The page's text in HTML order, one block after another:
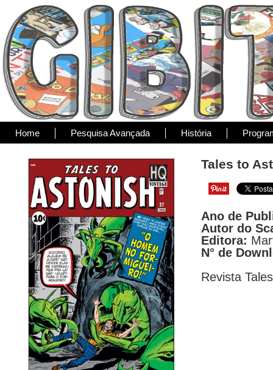
Home Pesquisa Avançada História
Tales to
Ano de
Autor do
Editora:
N° de
Revista